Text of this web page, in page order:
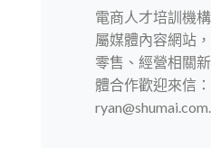
電商人才培訓機
屬媒體內容網站
零售、經營相關
體合作歡迎來信：